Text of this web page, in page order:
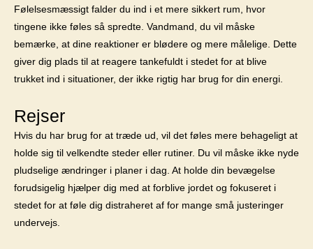
Følelsesmæssigt falder du ind i et mere sikkert rum, hvor
tingene ikke føles så spredte. Vandmand, du vil måske
bemærke, at dine reaktioner er blødere og mere målelige. Dette
giver dig plads til at reagere tankefuldt i stedet for at blive
trukket ind i situationer, der ikke rigtig har brug for din energi.
Rejser
Hvis du har brug for at træde ud, vil det føles mere behageligt at
holde sig til velkendte steder eller rutiner. Du vil måske ikke nyde
pludselige ændringer i planer i dag. At holde din bevægelse
forudsigelig hjælper dig med at forblive jordet og fokuseret i
stedet for at føle dig distraheret af for mange små justeringer
undervejs.